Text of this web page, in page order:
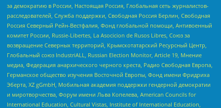
за демократию в России, Настоящая Россия, Глобальная сеть журналистов-
расследователей, Служба поддержки, Свободная Россия Берлин, Свободная
Россия Северный Рейн-Вестфалия, Фонд глобальной помощи, Антивоенный
комитет России, Russie-Libertes, La Asocicion de Rusos Libres, Союз за
возвращение Северных территорий, Крымскотатарский Ресурсный Центр,
Глобальный союз IndustriALL, Russian Election Monitor, Article 19, Мнение
медиа, Федерация анархического черного креста, Радио Свободная Европа,
Германское общество изучения Восточной Европы, Фонд имени Фридриха
Эберта, XZ gGmbH, Мобильная академия поддержки гендерной демократии
и миротворчества, Форум имени Льва Копелева, American Councils for
International Education, Cultural Vistas, Institute of International Education,